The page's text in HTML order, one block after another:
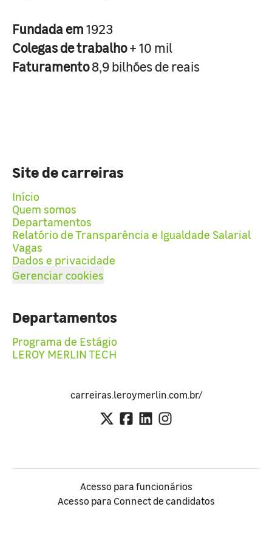
Fundada em1923
Colegas de trabalho+ 10 mil
Faturamento8,9 bilhões de reais
Site de carreiras
Início
Quem somos
Departamentos
Relatório de Transparência e Igualdade Salarial
Vagas
Dados e privacidade
Gerenciar cookies
Departamentos
Programa de Estágio
LEROY MERLIN TECH
carreiras.leroymerlin.com.br/
Acesso para funcionários
Acesso para Connect de candidatos